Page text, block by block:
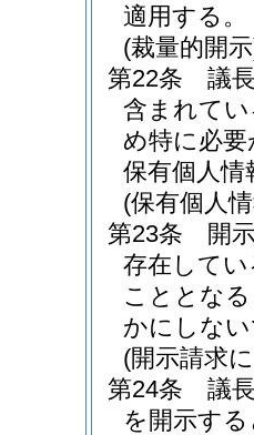
適用する。
(裁量的開
第22条
議
含まれて
め特に必
保有個人
(保有個人
第23条
開
存在して
こととな
かにしな
(開示請求
第24条
議
を開示す